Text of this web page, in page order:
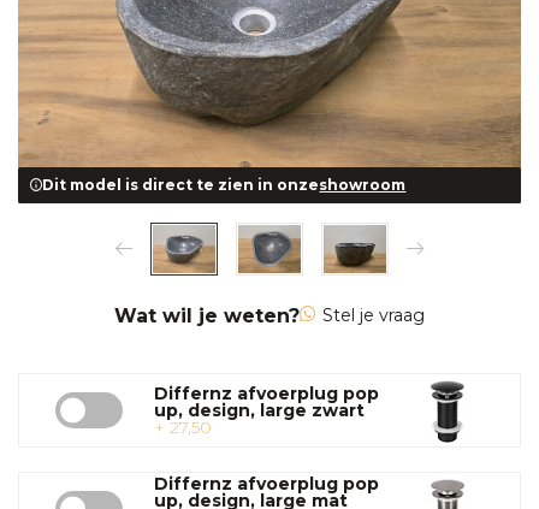
Dit model is direct te zien in onzeshowroom
Wat wil je weten? Stel je vraag
Differnz afvoerplug pop
up, design, large zwart
+ 27,50
Differnz afvoerplug pop
up, design, large mat